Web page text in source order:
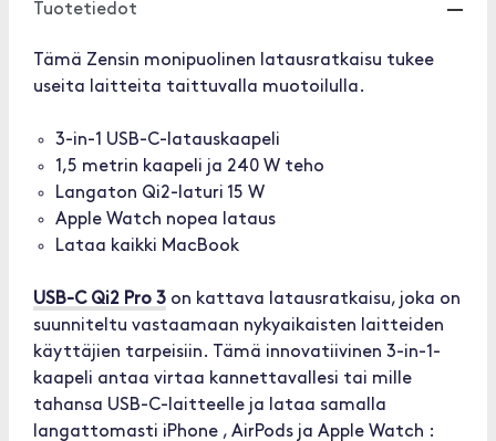
Tuotetiedot
Tämä Zensin monipuolinen latausratkaisu tukee
useita laitteita taittuvalla muotoilulla.
3-in-1 USB-C-latauskaapeli
1,5 metrin kaapeli ja 240 W teho
Langaton Qi2-laturi 15 W
Apple Watch nopea lataus
Lataa kaikki MacBook
USB-C Qi2 Pro 3 on kattava latausratkaisu, joka on
suunniteltu vastaamaan nykyaikaisten laitteiden
käyttäjien tarpeisiin. Tämä innovatiivinen 3-in-1-
kaapeli antaa virtaa kannettavallesi tai mille
tahansa USB-C-laitteelle ja lataa samalla
langattomasti iPhone , AirPods ja Apple Watch :